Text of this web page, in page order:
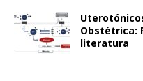
Obstétrica:
literatura